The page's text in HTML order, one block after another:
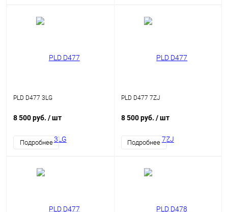
PLD D477 3LG
8 500 руб. / шт
Подробнее
PLD D477 7ZJ
8 500 руб. / шт
Подробнее